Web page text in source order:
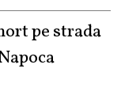
pe strada